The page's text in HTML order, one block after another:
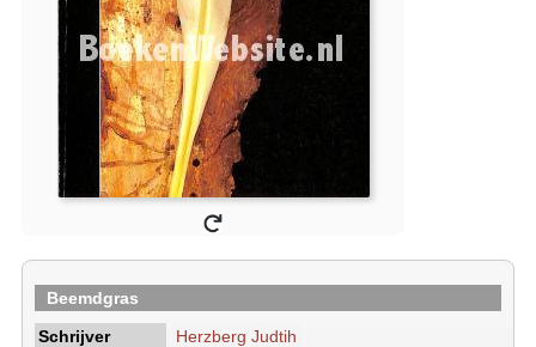
Beemdgras
Schrijver
Herzberg Judtih